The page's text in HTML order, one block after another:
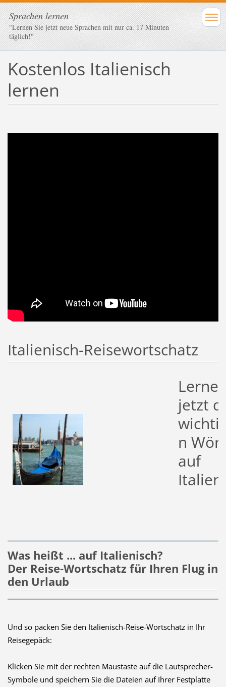
Sprachen lernen
"Lernen Sie jetzt neue Sprachen mit nur ca. 17 Minuten
täglich!"
Kostenlos Italienisch
lernen
Italienisch-Reisewortschatz
jetzt
n
auf
Was heißt ... auf Italienisch?
Der Reise-Wortschatz für Ihren Flug in
den Urlaub
Und so packen Sie den Italienisch-Reise-Wortschatz in Ihr
Reisegepäck:
Klicken Sie mit der rechten Maustaste auf die Lautsprecher-
Symbole und speichern Sie die Dateien auf Ihrer Festplatte